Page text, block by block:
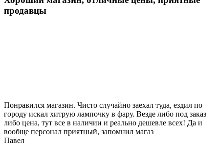
продавцы
Понравился магазин. Чисто случайно заехал туда, ездил по
городу искал хитрую лампочку в фару. Везде либо под заказ
либо цена, тут все в наличии и реально дешевле всех! Да и
вообще персонал приятный, запомнил магаз
Павел